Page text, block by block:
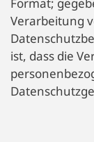
Verarbeitung
ist, dass die